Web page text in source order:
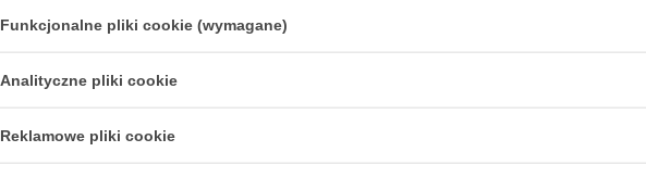
Funkcjonalne pliki cookie (wymagane)
Analityczne pliki cookie
Reklamowe pliki cookie